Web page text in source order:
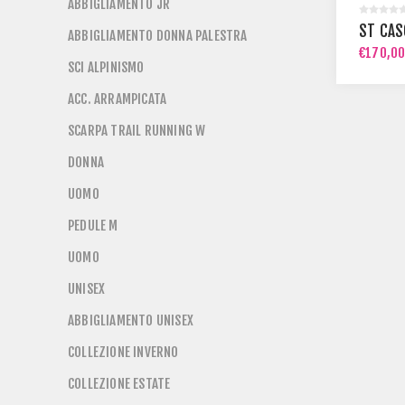
ST
€170,00
ABBIGLIAMENTO JR
ABBIGLIAMENTO DONNA PALESTRA
SCI ALPINISMO
ACC. ARRAMPICATA
SCARPA TRAIL RUNNING W
DONNA
UOMO
PEDULE M
UOMO
UNISEX
ABBIGLIAMENTO UNISEX
COLLEZIONE INVERNO
COLLEZIONE ESTATE